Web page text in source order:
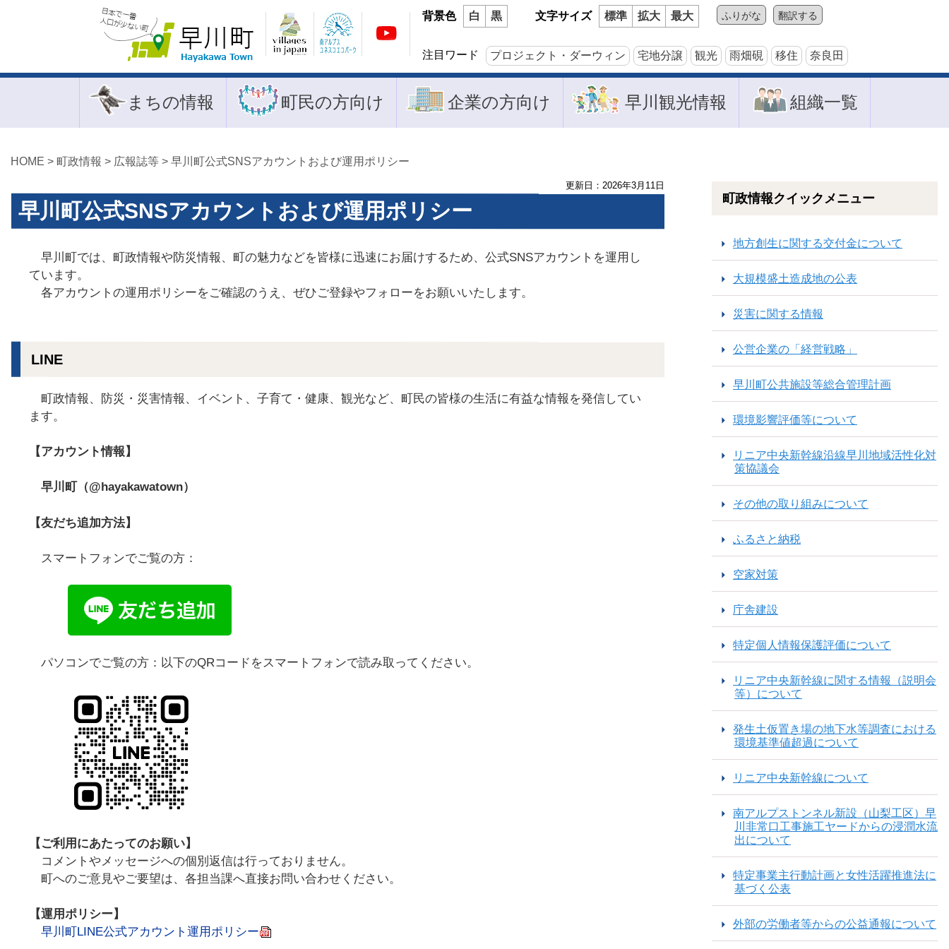
背景色 白 黒 文字サイズ 標準 拡大 最大 ふりがな 翻訳する
注目ワード プロジェクト・ダーウィン 宅地分譲 観光 雨畑硯 移住 奈良田
まちの情報 町民の方向け 企業の方向け 早川観光情報 組織一覧
HOME > 町政情報 > 広報誌等 > 早川町公式SNSアカウントおよび運用ポリシー
更新日： 2026年3月 11日
早川町公式SNSアカウントおよび運用ポリシー
早川町では、町政情報や防災情報、町の魅力などを皆様に迅速にお届けするため、公式SNSアカウントを運用し
ています。
各アカウントの運用ポリシーをご確認のうえ、ぜひご登録やフォローをお願いいたします。
LINE
町政情報、防災・災害情報、イベント、子育て・健康、観光など、町民の皆様の生活に有益な情報を発信してい
ます。
【アカウント情報】
早川町（@hayakawatown）
【友だち追加方法】
スマートフォンでご覧の方：
パソコンでご覧の方：以下のQRコードをスマートフォンで読み取ってください。
【ご利用にあたってのお願い】
コメントやメッセージへの個別返信は行っておりません。
町へのご意見やご要望は、各担当課へ直接お問い合わせください。
【運用ポリシー】
早川町LINE公式アカウント運用ポリシー
町政情報クイックメニュー
地方創生に関する交付金について
大規模盛土造成地の公表
災害に関する情報
公営企業の「経営戦略」
早川町公共施設等総合管理計画
環境影響評価等について
リニア中央新幹線沿線早川地域活性化対
策協議会
その他の取り組みについて
ふるさと納税
空家対策
庁舎建設
特定個人情報保護評価について
リニア中央新幹線に関する情報（説明会
等）について
発生土仮置き場の地下水等調査における
環境基準値超過について
リニア中央新幹線について
南アルプストンネル新設（山梨工区）早
川非常口工事施工ヤードからの浸潤水流
出について
特定事業主行動計画と女性活躍推進法に
基づく公表
外部の労働者等からの公益通報について